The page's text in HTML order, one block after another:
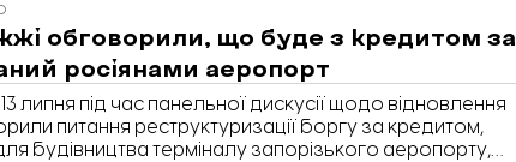
обговорили, що буде з кредитом за
росіянами аеропорт
липня під час панельної дискусії щодо відновлення
питання реструктуризації боргу за кредитом,
будівництва терміналу запорізького аеропорту,